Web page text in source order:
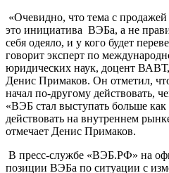
«Очевидно, что тема с
это инициатива ВЭБа, а не
себя одеяло, и у кого будет
говорит эксперт по
юридических наук, доцент
Денис Примаков. Он отметил,
начал по-другому действовать,
«ВЭБ стал выступать больше
действовать на внутреннем
отмечает Денис Примаков.
В пресс-службе «ВЭБ.РФ» на
позиции ВЭБа по ситуации с